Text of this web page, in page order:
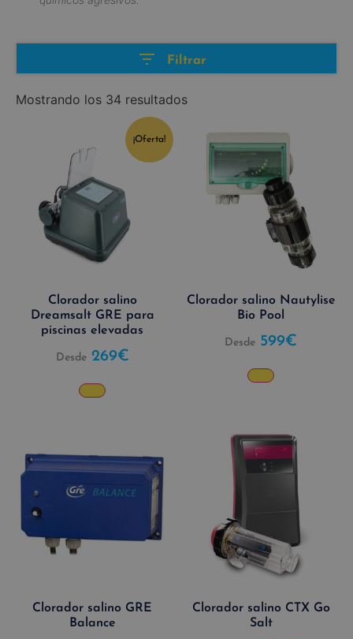
Filtrar
Mostrando los 34 resultados
¡Oferta!
Clorador salino
Dreamsalt GRE para
piscinas elevadas
Desde 269€
Clorador salino Nautylise
Bio Pool
Desde 599€
Clorador salino GRE
Balance
Clorador salino CTX Go
Salt